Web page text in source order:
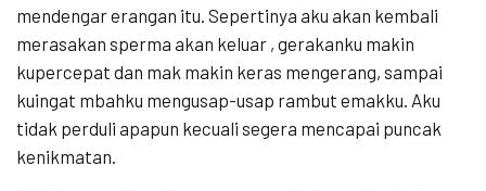
mendengar erangan itu. Sepertinya aku akan kembali
merasakan sperma akan keluar , gerakanku makin
kupercepat dan mak makin keras mengerang, sampai
kuingat mbahku mengusap-usap rambut emakku. Aku
tidak perduli apapun kecuali segera mencapai puncak
kenikmatan.